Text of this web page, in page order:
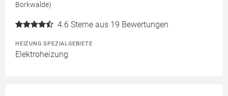
Borkwalde)
4.6 Sterne aus 19 Bewertungen
HEIZUNG SPEZIALGEBIETE
Elektroheizung